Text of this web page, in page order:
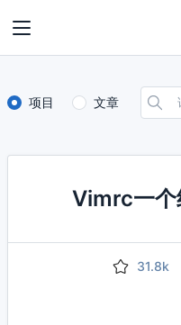
项目 文章
Vimrc一个
31.8k